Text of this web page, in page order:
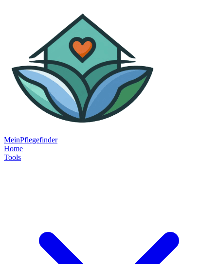
MeinPflegefinder
Home
Tools